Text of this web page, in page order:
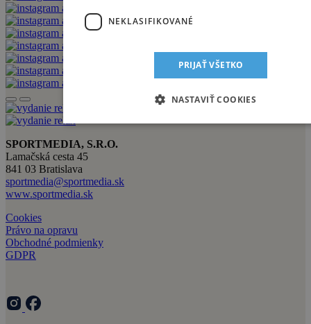
SPORTMEDIA, S.R.O.
Lamačská cesta 45
841 03 Bratislava
sportmedia@sportmedia.sk
www.sportmedia.sk
Cookies
Právo na opravu
Obchodné podmienky
GDPR
NEKLASIFIKOVANÉ
PRIJAŤ VŠETKO
NASTAVIŤ COOKIES